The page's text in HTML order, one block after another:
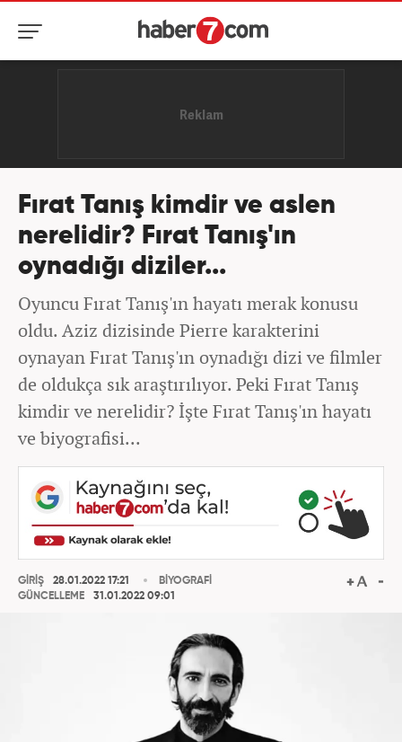
Fırat Tanış kimdir ve aslen
nerelidir? Fırat Tanış'ın
oynadığı diziler...
Oyuncu Fırat Tanış'ın hayatı merak konusu
oldu. Aziz dizisinde Pierre karakterini
oynayan Fırat Tanış'ın oynadığı dizi ve filmler
de oldukça sık araştırılıyor. Peki Fırat Tanış
kimdir ve nerelidir? İşte Fırat Tanış'ın hayatı
ve biyografisi...
GİRİŞ
28.01.2022 17:21
GÜNCELLEME
31.01.2022 09:01
BİYOGRAFİ